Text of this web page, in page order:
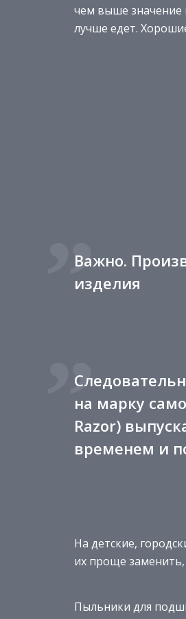
чем выше значение
лучше едет.
Важно.
изделия
на марку
Razor)
временем и
На детские,
их проще заменить,
Пыльники для